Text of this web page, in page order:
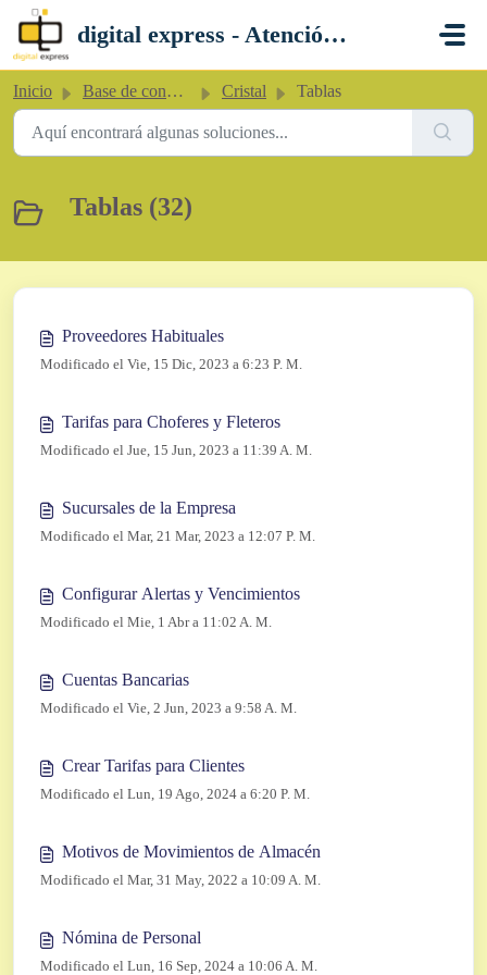
Saltar al contenido principal
digital express - Atención al Cliente
Inicio Base de conocimientos Cristal Tablas
Tablas (32)
Proveedores Habituales
Modificado el Vie, 15 Dic, 2023 a 6:23 P. M.
Tarifas para Choferes y Fleteros
Modificado el Jue, 15 Jun, 2023 a 11:39 A. M.
Sucursales de la Empresa
Modificado el Mar, 21 Mar, 2023 a 12:07 P. M.
Configurar Alertas y Vencimientos
Modificado el Mie, 1 Abr a 11:02 A. M.
Cuentas Bancarias
Modificado el Vie, 2 Jun, 2023 a 9:58 A. M.
Crear Tarifas para Clientes
Modificado el Lun, 19 Ago, 2024 a 6:20 P. M.
Motivos de Movimientos de Almacén
Modificado el Mar, 31 May, 2022 a 10:09 A. M.
Nómina de Personal
Modificado el Lun, 16 Sep, 2024 a 10:06 A. M.